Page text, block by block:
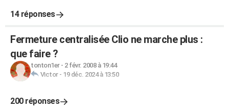
14 réponses
Fermeture centralisée Clio ne marche plus :
que faire ?
tonton1er- 2 févr. 2008 à 19:44
Victor- 19 déc. 2024 à 13:50
200 réponses